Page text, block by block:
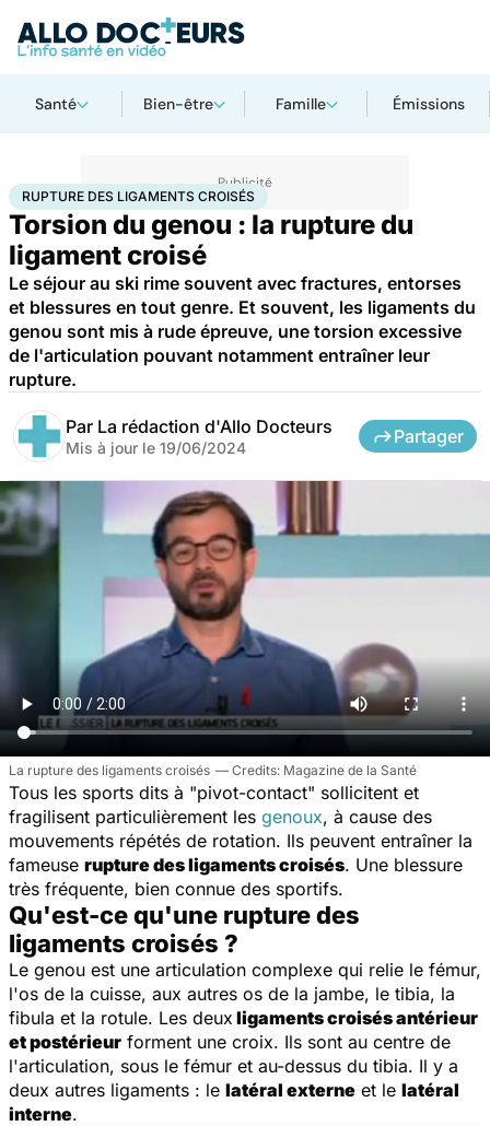
Santé Bien-être Famille Émissions
AccueilSantéMaladiesRupture des ligaments croisés
RUPTURE DES LIGAMENTS CROISÉS
Torsion du genou : la rupture du
ligament croisé
Le séjour au ski rime souvent avec fractures, entorses
et blessures en tout genre. Et souvent, les ligaments du
genou sont mis à rude épreuve, une torsion excessive
de l'articulation pouvant notamment entraîner leur
rupture.
Par La rédaction d'Allo Docteurs
Mis à jour le 19/06/2024
Partager
La rupture des ligaments croisés Magazine de la Santé
Tous les sports dits à "pivot-contact" sollicitent et
fragilisent particulièrement les genoux, à cause des
mouvements répétés de rotation. Ils peuvent entraîner la
fameuse rupture des ligaments croisés. Une blessure
très fréquente, bien connue des sportifs.
Qu'est-ce qu'une rupture des
ligaments croisés ?
Le genou est une articulation complexe qui relie le fémur,
l'os de la cuisse, aux autres os de la jambe, le tibia, la
fibula et la rotule. Les deux ligaments croisés antérieur
et postérieur forment une croix. Ils sont au centre de
l'articulation, sous le fémur et au-dessus du tibia. Il y a
deux autres ligaments : le latéral externe et le latéral
interne.